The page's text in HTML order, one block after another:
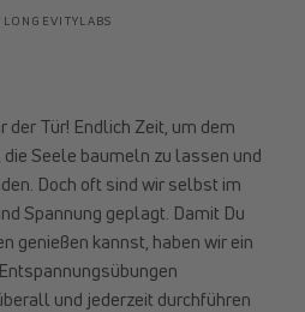
Tür! Endlich Zeit, um dem
Seele baumeln zu lassen und
Doch oft sind wir selbst im
Spannung geplagt. Damit Du
genießen kannst, haben wir ein
und jederzeit durchführen